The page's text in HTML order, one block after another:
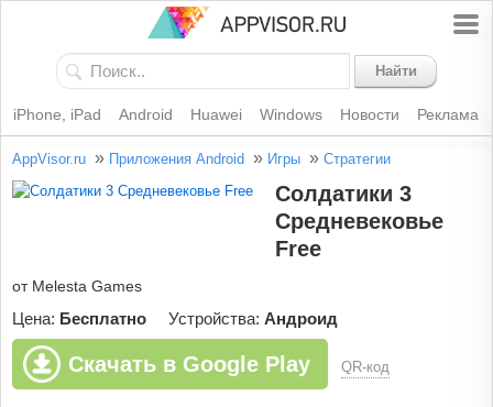
Найти
iPhone, iPad Android Huawei Windows Новости Реклама
AppVisor.ru » Приложения Android » Игры » Стратегии
Солдатики 3
Средневековье
Free
от Melesta Games
Цена: Бесплатно Устройства: Андроид
Скачать в Google Play QR-код